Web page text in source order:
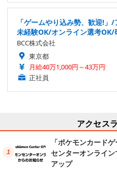
「ゲームやり込み勢、歓迎!
未経験OK/オンライン選考OK/
BCC株式会社
東京都
月給40万1,000円～43万円
正社員
アクセス
「ポケモンカード
センターオンライ
アップ